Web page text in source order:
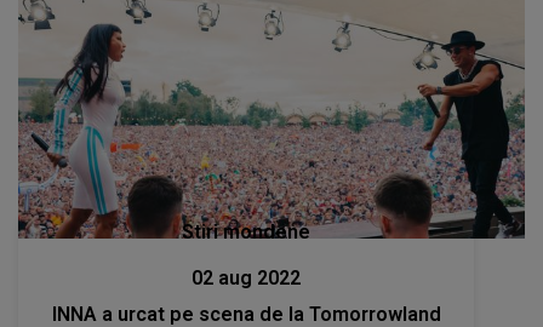
Stiri mondene
02 aug 2022
INNA a urcat pe scena de la Tomorrowland